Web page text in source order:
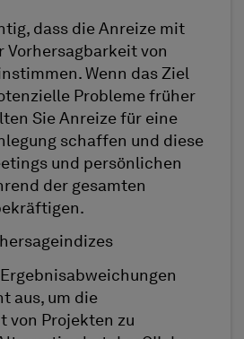
dass die Anreize mit
Vorhersagbarkeit von
Wenn das Ziel
Probleme früher
Sie Anreize für eine
schaffen und diese
und persönlichen
der gesamten
Ergebnisabweichungen
aus, um die
von Projekten zu